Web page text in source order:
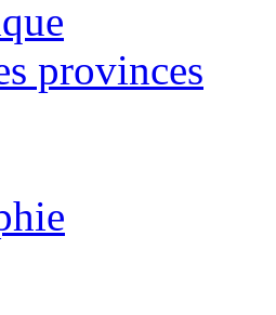
provinces